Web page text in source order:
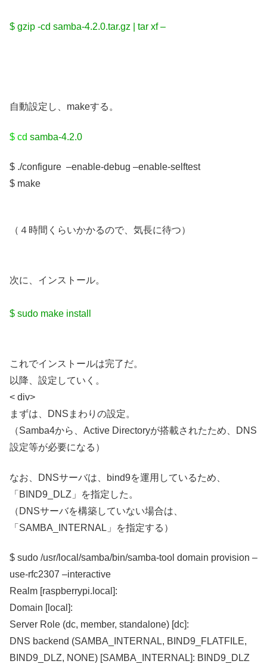
$ gzip -cd samba-4.2.0.tar.gz | tar xf –
自動設定し、makeする。
$ cd samba-4.2.0
$ ./configure –enable-debug –enable-selftest
$ make
（４時間くらいかかるので、気長に待つ）
次に、インストール。
$ sudo make install
これでインストールは完了だ。
以降、設定していく。
< div>
まずは、DNSまわりの設定。
（Samba4から、Active Directoryが搭載されたため、DNS
設定等が必要になる）
なお、DNSサーバは、bind9を運用しているため、
「BIND9_DLZ」を指定した。
（DNSサーバを構築していない場合は、
「SAMBA_INTERNAL」を指定する）
$ sudo /usr/local/samba/bin/samba-tool domain provision –
use-rfc2307 –interactive
Realm [raspberrypi.local]:
Domain [local]:
Server Role (dc, member, standalone) [dc]:
DNS backend (SAMBA_INTERNAL, BIND9_FLATFILE,
BIND9_DLZ, NONE) [SAMBA_INTERNAL]: BIND9_DLZ